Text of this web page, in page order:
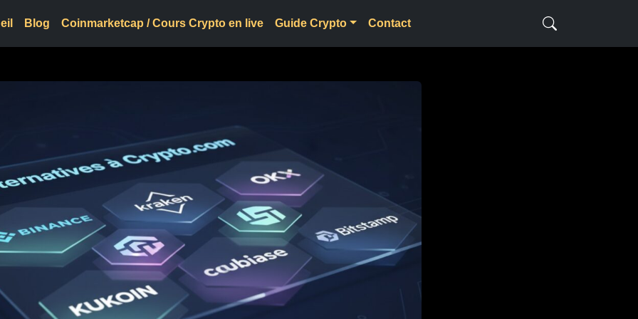
Blog Coinmarketcap / Cours Crypto en live Guide Crypto Contact